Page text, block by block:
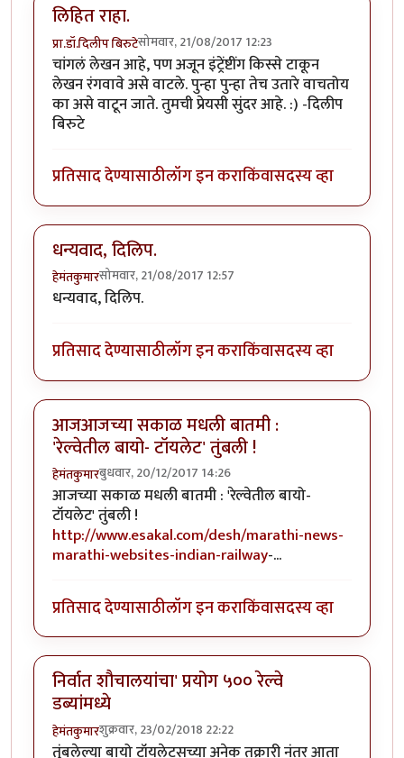
लिहित राहा.
प्रा.डॉ.दिलीप बिरुटेसोमवार, 21/08/2017 12:23
चांगलं लेखन आहे, पण अजून इंट्रेंष्टींग किस्से टाकून
लेखन रंगवावे असे वाटले. पुन्हा पुन्हा तेच उतारे वाचतोय
का असे वाटून जाते. तुमची प्रेयसी सुंदर आहे. :) -दिलीप
बिरुटे
प्रतिसाद देण्यासाठीलॉग इन कराकिंवासदस्य व्हा
धन्यवाद, दिलिप.
हेमंतकुमारसोमवार, 21/08/2017 12:57
धन्यवाद, दिलिप.
प्रतिसाद देण्यासाठीलॉग इन कराकिंवासदस्य व्हा
आजआजच्या सकाळ मधली बातमी :
'रेल्वेतील बायो- टॉयलेट' तुंबली !
हेमंतकुमारबुधवार, 20/12/2017 14:26
आजच्या सकाळ मधली बातमी : 'रेल्वेतील बायो-
टॉयलेट' तुंबली !
http://www.esakal.com/desh/marathi-news-
marathi-websites-indian-railway-...
प्रतिसाद देण्यासाठीलॉग इन कराकिंवासदस्य व्हा
निर्वात शौचालयांचा' प्रयोग ५०० रेल्वे
डब्यांमध्ये
हेमंतकुमारशुक्रवार, 23/02/2018 22:22
तुंबलेल्या बायो टॉयलेटसच्या अनेक तक्रारी नंतर आता